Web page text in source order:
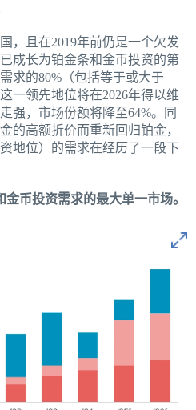
，且在2019年前仍是一个欠发
成长为铂金条和金币投资的第
求的80%（包括等于或大于
一领先地位将在2026年得以维
强，市场份额将降至64%。同
的高额折价而重新回归铂金，
地位）的需求在经历了一段下
币投资需求的最大单一市场。